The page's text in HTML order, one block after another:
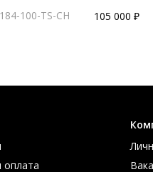
100-TS-CH
105 000 ₽
оплата